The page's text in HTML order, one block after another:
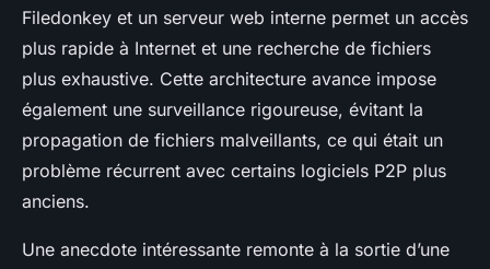
Filedonkey et un serveur web interne permet un accès
plus rapide à Internet et une recherche de fichiers
plus exhaustive. Cette architecture avance impose
également une surveillance rigoureuse, évitant la
propagation de fichiers malveillants, ce qui était un
problème récurrent avec certains logiciels P2P plus
anciens.
Une anecdote intéressante remonte à la sortie d’une